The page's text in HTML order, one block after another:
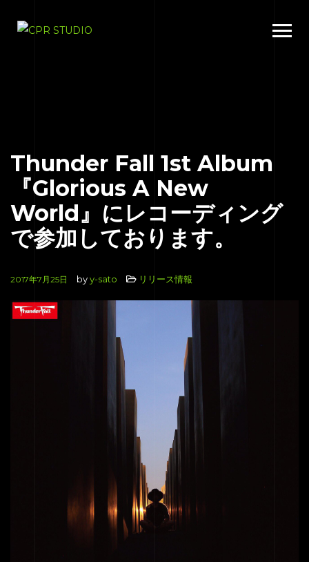
Thunder Fall 1st Album
『Glorious A New
World』にレコーディング
で参加しております。
2017年7月25日 byy-sato リリース情報